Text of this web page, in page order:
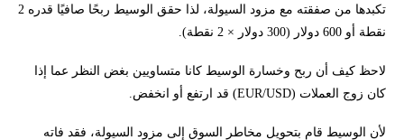
تكبدها من صفقته مع مزود السيولة، لذا حقق الوسيط ربحًا صافيًا قدره 2
نقطة أو 600 دولار (300 دولار × 2 نقطة).
لاحظ كيف أن ربح وخسارة الوسيط كانا متساويين بغض النظر عما إذا
كان زوج العملات (EUR/USD) قد ارتفع أو انخفض.
لأن الوسيط قام بتحويل مخاطر السوق إلى مزود السيولة، فقد فاته